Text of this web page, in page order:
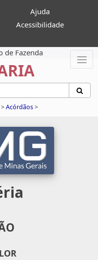
Ajuda
Acessibilidade
de Fazenda
>Acórdãos>